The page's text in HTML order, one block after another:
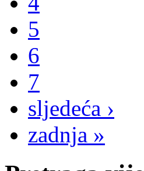
5
6
7
sljedeća ›
zadnja »